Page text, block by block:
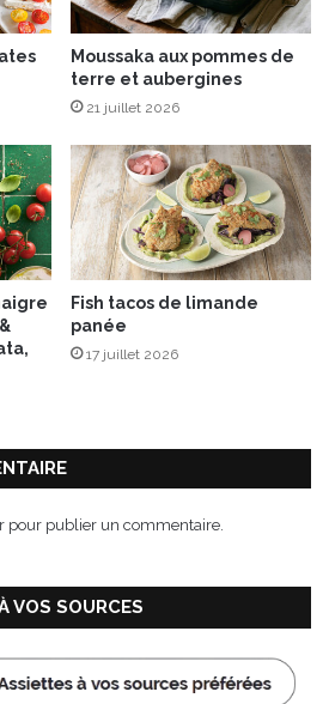
Moussaka aux pommes de
terre et aubergines
21 juillet 2026
Fish tacos de limande
panée
17 juillet 2026
pour publier un commentaire.
VOS SOURCES